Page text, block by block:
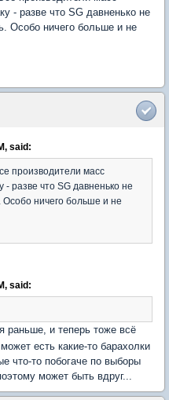
- разве что SG давненько не
Особо ничего больше и не
said:
производители масс
- разве что SG давненько не
ничего больше и не
said:
раньше, и теперь тоже всё
есть какие-то барахолки
что-то побогаче по выборы
может быть вдруг...